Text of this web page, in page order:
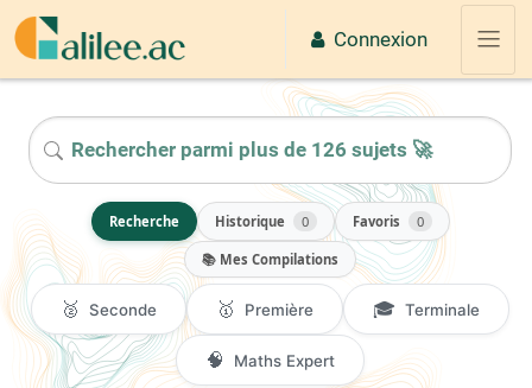
Passer au contenu principal
Connexion
2026
Recherche Historique 0 Favoris 0
📚 Mes Compilations
🥈 Seconde 🥇 Première 🎓 Terminale
🧠 Maths Expert